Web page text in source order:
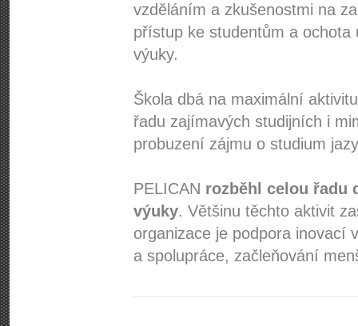
vzděláním a zkušenostmi na
přístup ke studentům a
výuky.
Škola dbá na maximální
řadu zajímavých studijních i
probuzení zájmu o studium
PELICAN rozběhl celou řadu
výuky. Většinu těchto aktivit
organizace je podpora inovací
a spolupráce, začleňování